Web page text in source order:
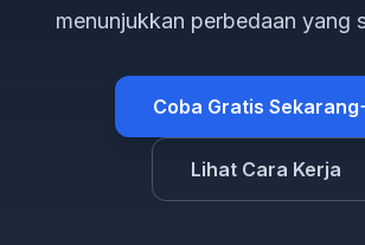
menunjukkan perbedaan yang
Coba Gratis Sekarang
Lihat Cara Kerja